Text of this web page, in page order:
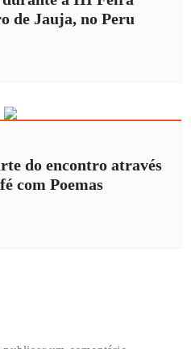
de Jauja, no Peru
do encontro através
com Poemas